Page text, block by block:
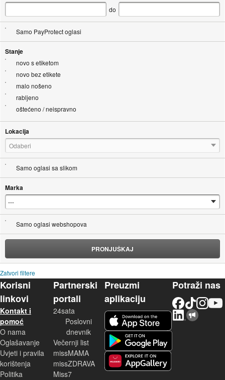
do
Samo PayProtect oglasi
Stanje
novo s etiketom
novo bez etikete
malo nošeno
rabljeno
oštećeno / neispravno
Lokacija
Odaberi
Samo oglasi sa slikom
Marka
Samo oglasi webshopova
PRONJUŠKAJ
Zatvori filtere
Korisni
linkovi
Kontakt i
pomoć
O nama
Oglašavanje
Uvjeti i pravila
korištenja
Politika
Partnerski
portali
24sata
Poslovni
dnevnik
Večernji list
missMAMA
missZDRAVA
Miss7
Preuzmi
aplikaciju
Potraži nas